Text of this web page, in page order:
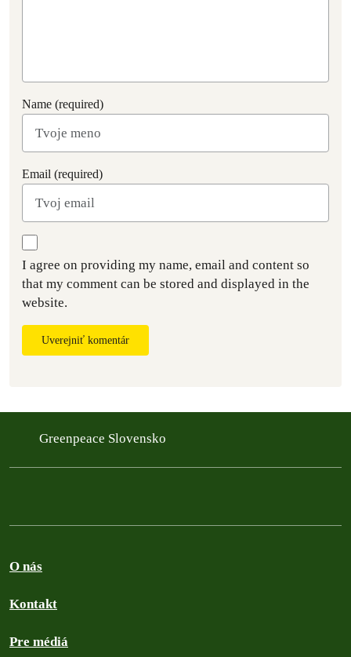
Name (required)
Email (required)
I agree on providing my name, email and content so
that my comment can be stored and displayed in the
website.
Uverejniť komentár
Greenpeace Slovensko
O nás
Kontakt
Pre médiá